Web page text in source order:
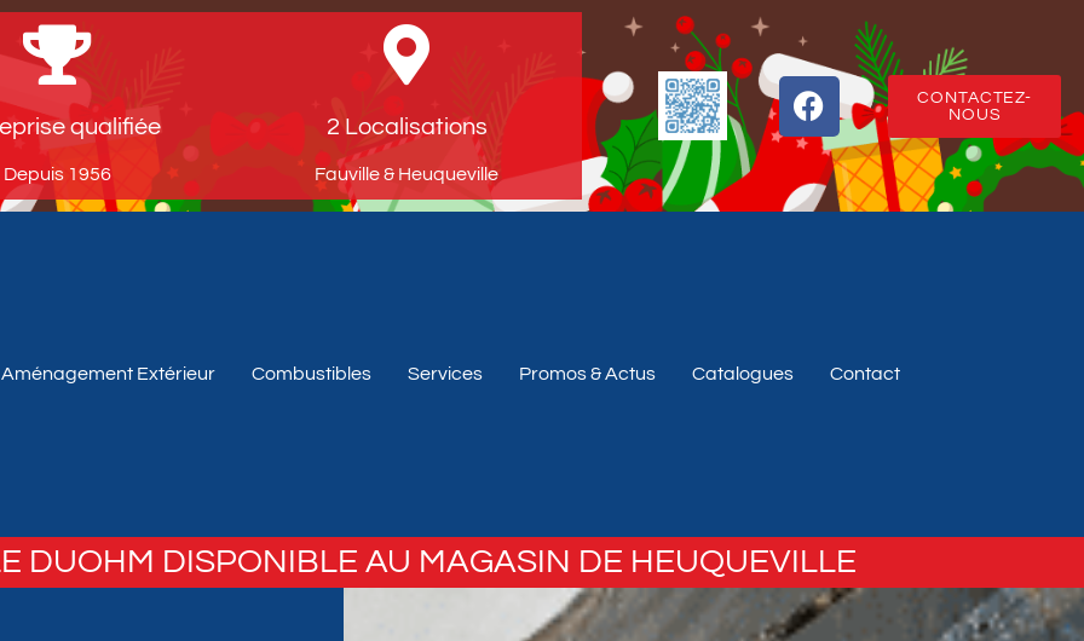
qualifiée
Depuis 1956​
2 Localisations
Fauville & Heuqueville​
CONTACTEZ-
NOUS
Aménagement Extérieur Combustibles Services Promos & Actus Catalogues Contact
DUOHM DISPONIBLE AU MAGASIN DE HEUQUEVILLE